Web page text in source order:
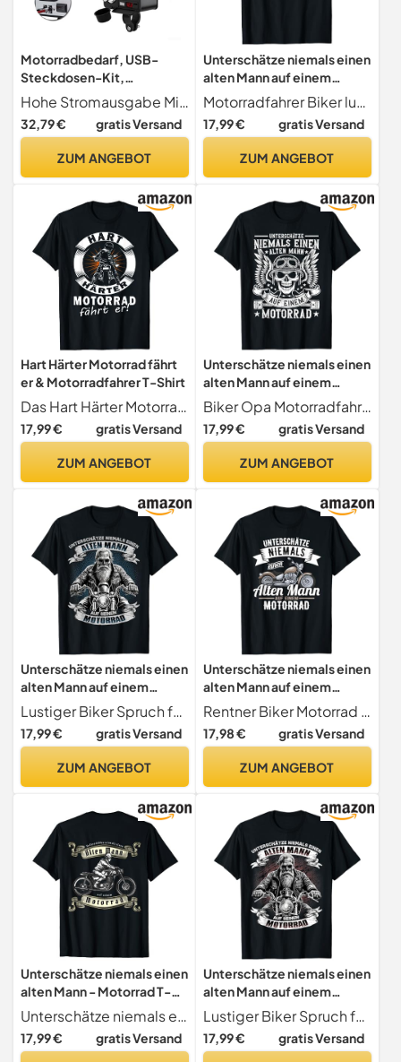
Motorradbedarf, USB-
Steckdosen-Kit,
Hochstromausgang,
wasserdichter Ladeadapter
Hohe Stromausgabe Mit einem leistungsstarken 3A-Ausgang kann diese Motorrad-USB-Buchse eine Vielzahl von Geräten einschließlich Mobiltelefonen, Tablets, Navigationsgeräten und GPS effektiv aufladen. Bleiben Sie während Ihrer Fahrten verbunden und mit Strom versorgt.
32,79 € gratis Versand
ZUM ANGEBOT
Unterschätze niemals einen
alten Mann auf einem
Motorrad T-Shirt
Motorradfahrer Biker lustiger Spruch
17,99 € gratis Versand
ZUM ANGEBOT
Hart Härter Motorrad fährt
er & Motorradfahrer T-Shirt
Das Hart Härter Motorrad fährt er Design ist das perfekte Geschenk für einen Motorradfahrer zum Geburtstag. Dieses lustige Motorrad Design ist für einen Motorradfan in einen Motorradverein
17,99 € gratis Versand
ZUM ANGEBOT
Unterschätze niemals einen
alten Mann auf einem
Motorrad T-Shirt
Biker Opa Motorradfahrer Skull Vintage Motiv
17,99 € gratis Versand
ZUM ANGEBOT
Unterschätze niemals einen
alten Mann auf einem
Motorrad T-Shirt
Lustiger Biker Spruch für den alten Mann
17,99 € gratis Versand
ZUM ANGEBOT
Unterschätze niemals einen
alten Mann auf einem
Motorrad T-Shirt
Rentner Biker Motorrad Sprüche
17,98 € gratis Versand
ZUM ANGEBOT
Unterschätze niemals einen
alten Mann - Motorrad T-
Shirt
Unterschätze niemals einen alten Mann auf seinem Motorrad. Lustiges Motorrad Design für alle Biker und Motorrad Fans. Tolle Geschenkidee für die nächste Motorrad Tour.
17,99 € gratis Versand
Unterschätze niemals einen
alten Mann auf einem
Motorrad T-Shirt
Lustiger Biker Spruch für den alten Mann
17,99 € gratis Versand